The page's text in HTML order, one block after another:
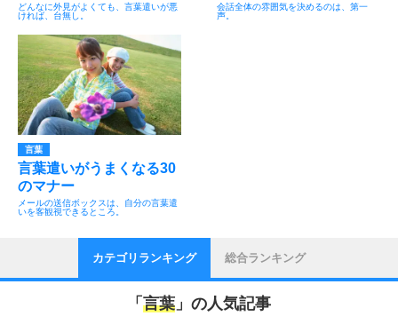
どんなに外見がよくても、言葉遣いが悪
ければ、台無し。
会話全体の雰囲気を決めるのは、第一
声。
言葉
言葉遣いがうまくなる30
のマナー
メールの送信ボックスは、自分の言葉遣
いを客観視できるところ。
カテゴリランキング 総合ランキング
「 言葉 」の人気記事